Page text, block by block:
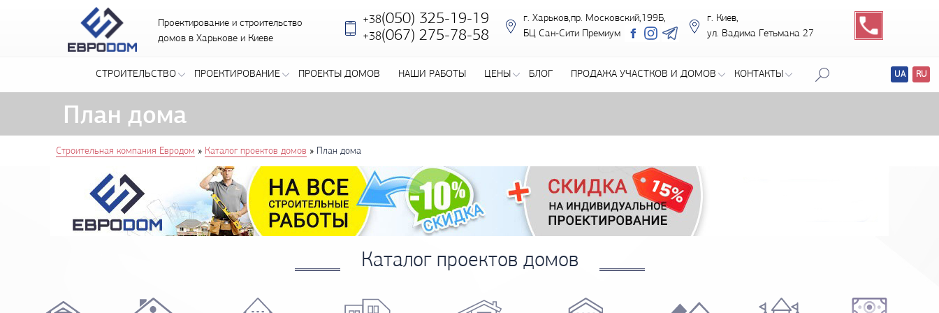
Проектирование и строительство
домов в Харькове и Киеве
+38(050) 325-19-19
+38‎(067) 275-78-58
г. Харьков,пр. Московский,199Б,
БЦ Сан-Сити Премиум
г. Киев,
ул. Вадима Гетьмана 27
СТРОИТЕЛЬСТВО ПРОЕКТИРОВАНИЕ ПРОЕКТЫ ДОМОВ НАШИ РАБОТЫ ЦЕНЫ БЛОГ ПРОДАЖА УЧАСТКОВ И ДОМОВ КОНТАКТЫ
План дома
Строительная компания Евродом » Каталог проектов домов » План дома
Каталог проектов домов
Перевод
UA RU